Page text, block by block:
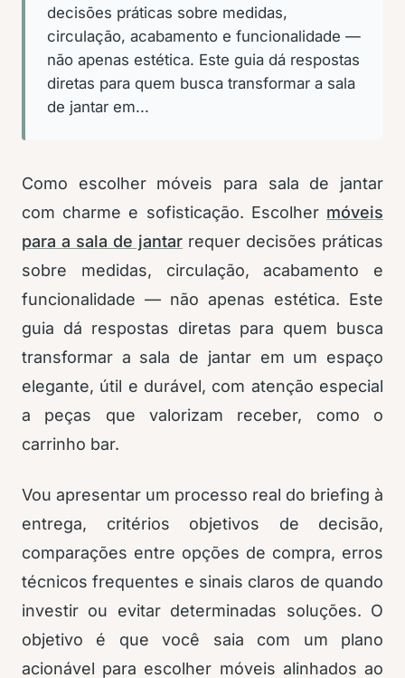
decisões práticas sobre medidas,
circulação, acabamento e funcionalidade —
não apenas estética. Este guia dá respostas
diretas para quem busca transformar a sala
de jantar em...
Como escolher móveis para sala de jantar
com charme e sofisticação. Escolher móveis
para a sala de jantar requer decisões práticas
sobre medidas, circulação, acabamento e
funcionalidade — não apenas estética. Este
guia dá respostas diretas para quem busca
transformar a sala de jantar em um espaço
elegante, útil e durável, com atenção especial
a peças que valorizam receber, como o
carrinho bar.
Vou apresentar um processo real do briefing à
entrega, critérios objetivos de decisão,
comparações entre opções de compra, erros
técnicos frequentes e sinais claros de quando
investir ou evitar determinadas soluções. O
objetivo é que você saia com um plano
acionável para escolher móveis alinhados ao